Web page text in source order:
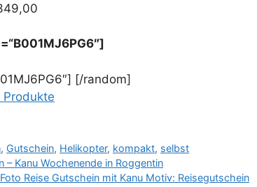
[/random]
Produkte
, Gutschein, Helikopter, kompakt, selbst
Kanu Wochenende in Roggentin
Reise Gutschein mit Kanu Motiv: Reisegutschein